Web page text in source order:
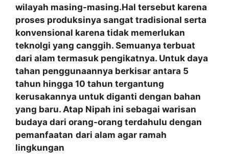
wilayah masing-masing.Hal tersebut karena
proses produksinya sangat tradisional serta
konvensional karena tidak memerlukan
teknolgi yang canggih. Semuanya terbuat
dari alam termasuk pengikatnya. Untuk daya
tahan penggunaannya berkisar antara 5
tahun hingga 10 tahun tergantung
kerusakannya untuk diganti dengan bahan
yang baru. Atap Nipah ini sebagai warisan
budaya dari orang-orang terdahulu dengan
pemanfaatan dari alam agar ramah
lingkungan